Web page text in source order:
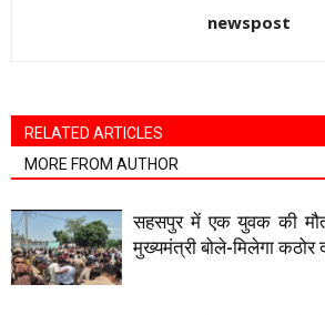
newspost
RELATED ARTICLES
MORE FROM AUTHOR
सहसपुर में एक युवक की
मुख्यमंत्री बोले-मिलेगा कठोर